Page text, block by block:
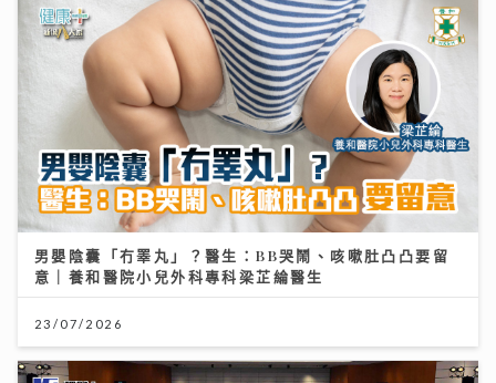
男嬰陰囊「冇睪丸」？醫生：BB哭鬧、咳嗽肚凸凸要留
意｜養和醫院小兒外科專科梁芷綸醫生
23/07/2026